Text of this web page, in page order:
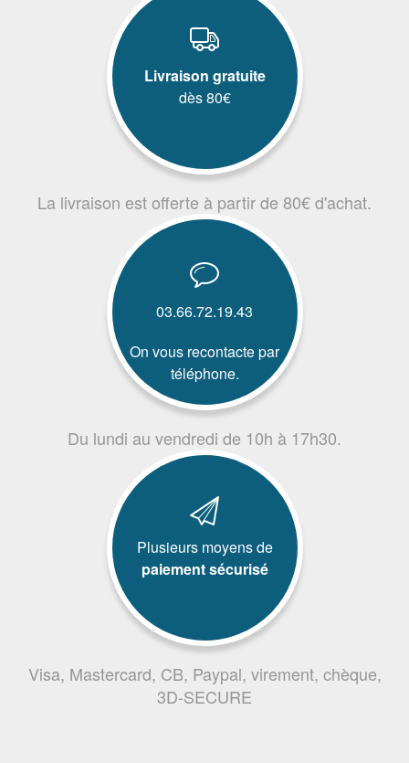
Livraison gratuite
dès 80€
La livraison est offerte à partir de 80€ d'achat.
03.66.72.19.43
On vous recontacte par
téléphone.
Du lundi au vendredi de 10h à 17h30.
Plusieurs moyens de
paiement sécurisé
Visa, Mastercard, CB, Paypal, virement, chèque,
3D-SECURE